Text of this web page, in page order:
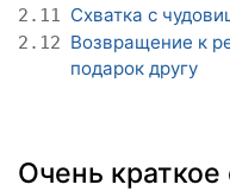
2.11 Схватка с
2.12 Возвращение к
подарок другу
Очень